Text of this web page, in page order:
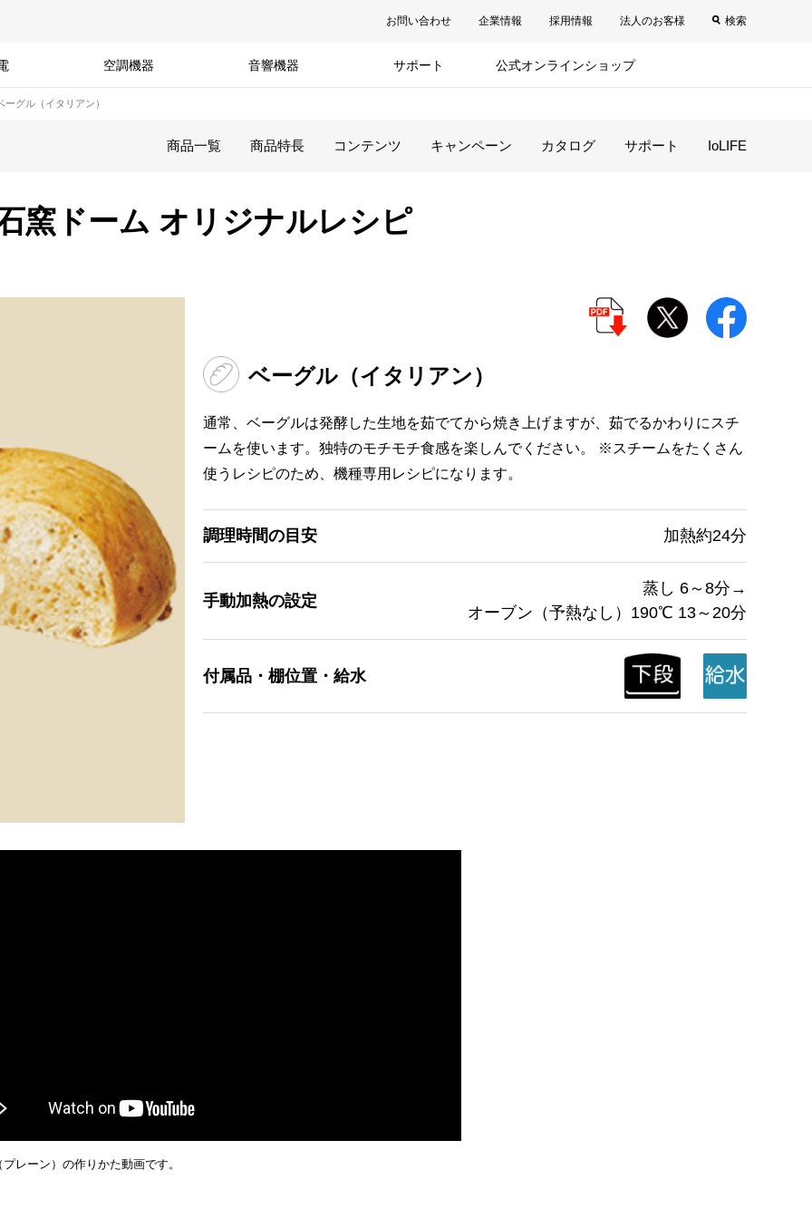
お問い合わせ 企業情報 採用情報 法人のお客様 検索
空調機器 音響機器 サポート 公式オンラインショップ
ーグル（イタリアン）
商品一覧 商品特長 コンテンツ キャンペーン カタログ サポート IoLIFE
窯ドーム オリジナルレシピ
ベーグル（イタリアン）
通常、ベーグルは発酵した生地を茹でてから焼き上げますが、茹でるかわりにスチ
ームを使います。独特のモチモチ食感を楽しんでください。 ※スチームをたくさん
使うレシピのため、機種専用レシピになります。
調理時間の目安 加熱約24分
手動加熱の設定
蒸し 6～8分→
オーブン（予熱なし）190℃ 13～20分
付属品・棚位置・給水
レーン）の作りかた動画です。